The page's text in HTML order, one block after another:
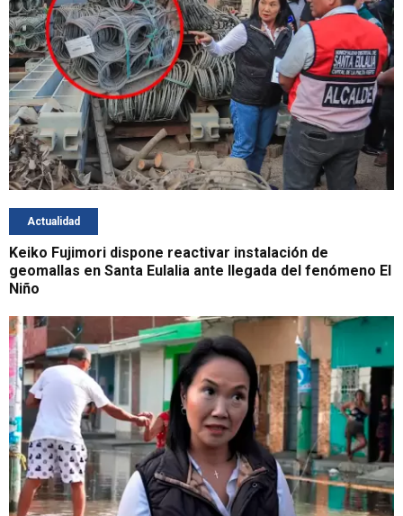
Actualidad
Keiko Fujimori dispone reactivar instalación de
geomallas en Santa Eulalia ante llegada del fenómeno El
Niño